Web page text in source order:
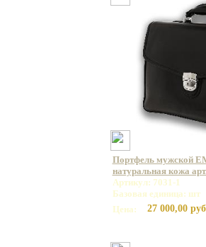
Портфель мужской
натуральная кожа
Артикул: 7031-1
Базовая единица: шт
Цена:
27 000,00